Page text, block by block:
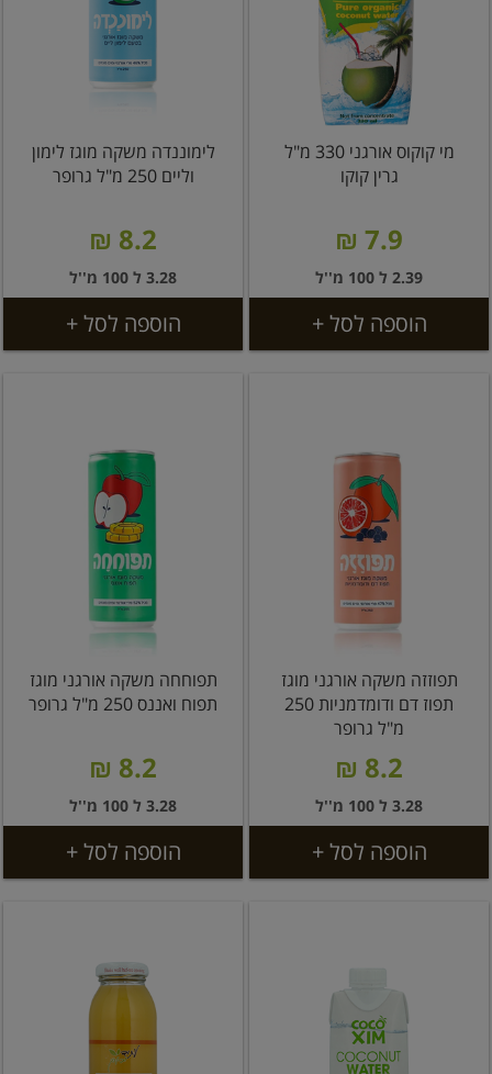
מי קוקוס אורגני 330 מ"ל
גרין קוקו
7.9 ₪
2.39 ל 100 מ''ל
הוספה לסל +
לימוננדה משקה מוגז לימון
וליים 250 מ"ל גרופר
8.2 ₪
3.28 ל 100 מ''ל
הוספה לסל +
תפוזזה משקה אורגני מוגז
תפוז דם ודומדמניות 250
מ"ל גרופר
8.2 ₪
3.28 ל 100 מ''ל
הוספה לסל +
תפוחחה משקה אורגני מוגז
תפוח ואננס 250 מ"ל גרופר
8.2 ₪
3.28 ל 100 מ''ל
הוספה לסל +